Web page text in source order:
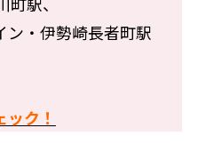
ン・伊勢崎長者町駅
ク！